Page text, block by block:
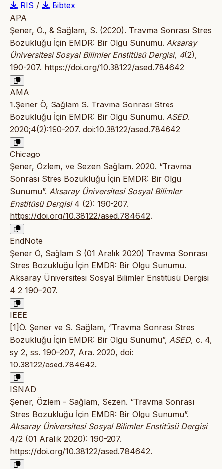
RIS /
Bibtex
APA
Şener, Ö., & Sağlam, S. (2020). Travma Sonrası Stres
Bozukluğu İçin EMDR: Bir Olgu Sunumu. Aksaray
Üniversitesi Sosyal Bilimler Enstitüsü Dergisi, 4(2),
190-207. https://doi.org/10.38122/ased.784642
AMA
1.Şener Ö, Sağlam S. Travma Sonrası Stres
Bozukluğu İçin EMDR: Bir Olgu Sunumu. ASED.
2020;4(2):190-207. doi:10.38122/ased.784642
Chicago
Şener, Özlem, ve Sezen Sağlam. 2020. “Travma
Sonrası Stres Bozukluğu İçin EMDR: Bir Olgu
Sunumu”. Aksaray Üniversitesi Sosyal Bilimler
Enstitüsü Dergisi4 (2): 190-207.
https://doi.org/10.38122/ased.784642.
EndNote
Şener Ö, Sağlam S (01 Aralık 2020) Travma Sonrası
Stres Bozukluğu İçin EMDR: Bir Olgu Sunumu.
Aksaray Üniversitesi Sosyal Bilimler Enstitüsü Dergisi
4 2 190–207.
IEEE
[1]Ö. Şener ve S. Sağlam, “Travma Sonrası Stres
Bozukluğu İçin EMDR: Bir Olgu Sunumu”, ASED, c. 4,
sy 2, ss. 190–207, Ara. 2020, doi:
10.38122/ased.784642.
ISNAD
Şener, Özlem - Sağlam, Sezen. “Travma Sonrası
Stres Bozukluğu İçin EMDR: Bir Olgu Sunumu”.
Aksaray Üniversitesi Sosyal Bilimler Enstitüsü Dergisi
4/2 (01 Aralık 2020): 190-207.
https://doi.org/10.38122/ased.784642.